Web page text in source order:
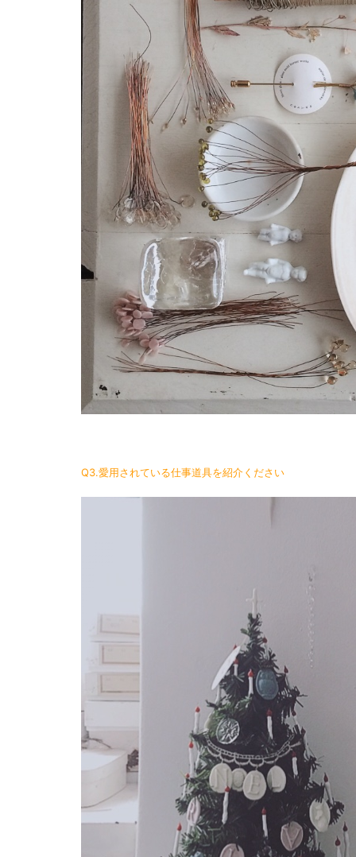
Q3.愛用されている仕事道具を紹介ください